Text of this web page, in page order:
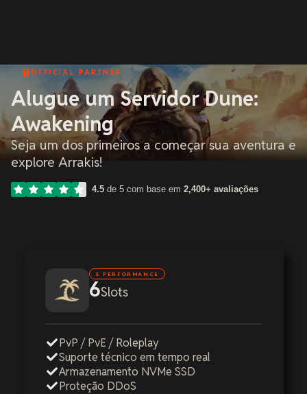
OFFICIAL PARTNER
Alugue um Servidor Dune:
Awakening
Seja um dos primeiros a começar sua aventura e
explore Arrakis!
4.5 de 5 com base em 2,400+ avaliações
S PERFORMANCE
6Slots
PvP / PvE / Roleplay
Suporte técnico em tempo real
Armazenamento NVMe SSD
Proteção DDoS